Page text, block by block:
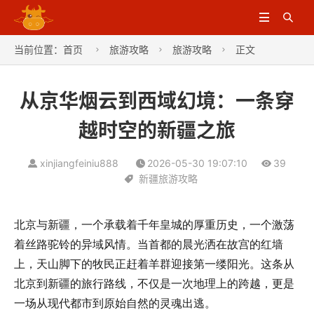


当前位置： 首页  旅游攻略  旅游攻略  正文
从京华烟云到西域幻境：一条穿
越时空的新疆之旅
xinjiangfeiniu888 2026-05-30 19:07:10
39
新疆旅游攻略
北京与新疆，一个承载着千年皇城的厚重历史，一个激荡
着丝路驼铃的异域风情。当首都的晨光洒在故宫的红墙
上，天山脚下的牧民正赶着羊群迎接第一缕阳光。这条从
北京到新疆的旅行路线，不仅是一次地理上的跨越，更是
一场从现代都市到原始自然的灵魂出逃。